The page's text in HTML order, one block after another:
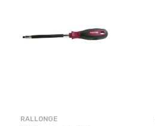
RALLONGE